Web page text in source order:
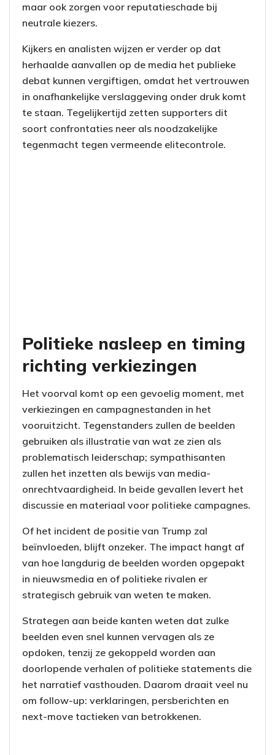
maar ook zorgen voor reputatieschade bij
neutrale kiezers.
Kijkers en analisten wijzen er verder op dat
herhaalde aanvallen op de media het publieke
debat kunnen vergiftigen, omdat het vertrouwen
in onafhankelijke verslaggeving onder druk komt
te staan. Tegelijkertijd zetten supporters dit
soort confrontaties neer als noodzakelijke
tegenmacht tegen vermeende elitecontrole.
Politieke nasleep en timing
richting verkiezingen
Het voorval komt op een gevoelig moment, met
verkiezingen en campagnestanden in het
vooruitzicht. Tegenstanders zullen de beelden
gebruiken als illustratie van wat ze zien als
problematisch leiderschap; sympathisanten
zullen het inzetten als bewijs van media-
onrechtvaardigheid. In beide gevallen levert het
discussie en materiaal voor politieke campagnes.
Of het incident de positie van Trump zal
beïnvloeden, blijft onzeker. The impact hangt af
van hoe langdurig de beelden worden opgepakt
in nieuwsmedia en of politieke rivalen er
strategisch gebruik van weten te maken.
Strategen aan beide kanten weten dat zulke
beelden even snel kunnen vervagen als ze
opdoken, tenzij ze gekoppeld worden aan
doorlopende verhalen of politieke statements die
het narratief vasthouden. Daarom draait veel nu
om follow-up: verklaringen, persberichten en
next-move tactieken van betrokkenen.